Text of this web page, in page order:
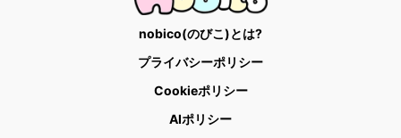
nobico(のびこ)とは?
プライバシーポリシー
Cookieポリシー
AIポリシー